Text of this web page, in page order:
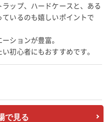
ップ、ハードケースと、ある
いるのも嬉しいポイントで
ションが豊富。
初心者にもおすすめです。
で見る